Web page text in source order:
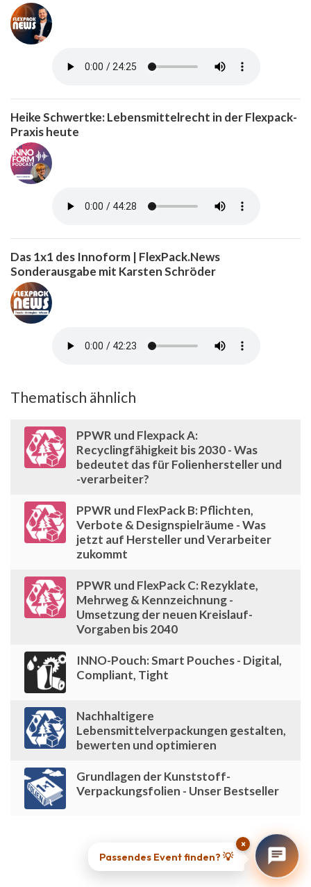
Heike Schwertke: Lebensmittelrecht in der Flexpack-
Praxis heute
Das 1x1 des Innoform | FlexPack.News
Sonderausgabe mit Karsten Schröder
Thematisch ähnlich
PPWR und Flexpack A:
Recyclingfähigkeit bis 2030 - Was
bedeutet das für Folienhersteller und
-verarbeiter?
PPWR und FlexPack B: Pflichten,
Verbote & Designspielräume - Was
jetzt auf Hersteller und Verarbeiter
zukommt
PPWR und FlexPack C: Rezyklate,
Mehrweg & Kennzeichnung -
Umsetzung der neuen Kreislauf-
Vorgaben bis 2040
INNO-Pouch: Smart Pouches - Digital,
Compliant, Tight
Nachhaltigere
Lebensmittelverpackungen gestalten,
bewerten und optimieren
Grundlagen der Kunststoff-
Verpackungsfolien - Unser Bestseller
×
Passendes Event finden? 💡